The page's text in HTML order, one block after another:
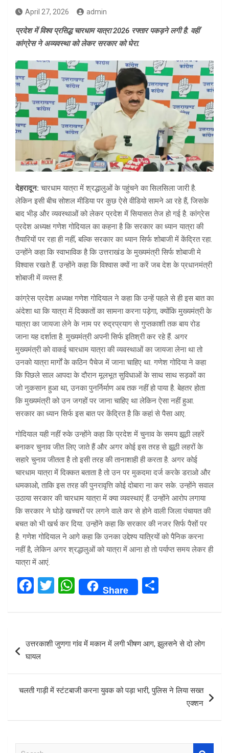
April 27, 2026 admin
प्रदेश में विश्व प्रसिद्ध चारधाम यात्रा 2026 रफ्तार पकड़ने लगी है. वहीं
कांग्रेस ने अव्यवस्था को लेकर सरकार को घेरा.
देहरादून: चारधाम यात्रा में श्रद्धालुओं के पहुंचने का सिलसिला जारी है.
लेकिन इसी बीच सोशल मीडिया पर कुछ ऐसे वीडियो सामने आ रहे हैं, जिसके
बाद भीड़ और व्यवस्थाओं को लेकर प्रदेश में सियासत तेज हो गई है. कांग्रेस
प्रदेश अध्यक्ष गणेश गोदियाल का कहना है कि सरकार का ध्यान यात्रा की
तैयारियों पर रहा ही नहीं, बल्कि सरकार का ध्यान सिर्फ शोबाजी में केंद्रित रहा.
उन्होंने कहा कि स्वाभाविक है कि उत्तराखंड के मुख्यमंत्री सिर्फ शोबाजी मे
विश्वास रखते हैं. उन्होंने कहा कि विश्वास क्यों ना करें जब देश के प्रधानमंत्री
शोबाजी में व्यस्त हैं.
कांग्रेस प्रदेश अध्यक्ष गणेश गोदियाल ने कहा कि उन्हें पहले से ही इस बात का
अंदेशा था कि यात्रा में दिक्कतों का सामना करना पड़ेगा, क्योंकि मुख्यमंत्री के
यात्रा का जायजा लेने के नाम पर रुद्रप्रयाग से गुप्तकाशी तक बाय रोड
जाना यह दर्शाता है. मुख्यमंत्री अपनी सिर्फ इतिश्री कर रहे हैं. अगर
मुख्यमंत्री को वाकई चारधाम यात्रा की व्यवस्थाओं का जायजा लेना था तो
उनको यात्रा मार्गों के कठिन पैचेज में जाना चाहिए था. गणेश गोदिया ने कहा
कि पिछले साल आपदा के दौरान मूलभूत सुविधाओं के साथ साथ सड़कों का
जो नुकसान हुआ था, उनका पुनर्निर्माण अब तक नहीं हो पाया है. बेहतर होता
कि मुख्यमंत्री को उन जगहों पर जाना चाहिए था लेकिन ऐसा नहीं हुआ.
सरकार का ध्यान सिर्फ इस बात पर केंद्रित है कि कहां से पैसा आए.
गोदियाल यही नहीं रुके उन्होंने कहा कि प्रदेश में चुनाव के समय झूठी लहरें
बनाकर चुनाव जीत लिए जाते हैं और अगर कोई इस तरह से झूठी लहरों के
सहारे चुनाव जीतता है तो इसी तरह की तानाशाही ही करता है. अगर कोई
चारधाम यात्रा में दिक्कत बताता है तो उन पर मुकदमा दर्ज करके डराओ और
धमकाओ, ताकि इस तरह की पुनरावृत्ति कोई दोबारा ना कर सके. उन्होंने सवाल
उठाया सरकार की चारधाम यात्रा में क्या व्यवस्थाएं हैं. उन्होंने आरोप लगाया
कि सरकार ने घोड़े खच्चरों पर लगने वाले कर से होने वाली जिला पंचायत की
बचत को भी खर्च कर दिया. उन्होंने कहा कि सरकार की नजर सिर्फ पैसों पर
है. गणेश गोदियाल ने आगे कहा कि उनका उद्देश्य यात्रियों को पैनिक करना
नहीं है, लेकिन अगर श्रद्धालुओं को यात्रा में आना हो तो पर्याप्त समय लेकर ही
यात्रा में आएं.
F
ce
o
k
T
tt
W
at
s
A
p
Share
ar
navigation
उत्तरकाशी जुणगा गांव में मकान में लगी भीषण आग, झुलसने से दो लोग
घायल
चलती गाड़ी में स्टंटबाजी करना युवक को पड़ा भारी, पुलिस ने लिया सख्त
एक्शन